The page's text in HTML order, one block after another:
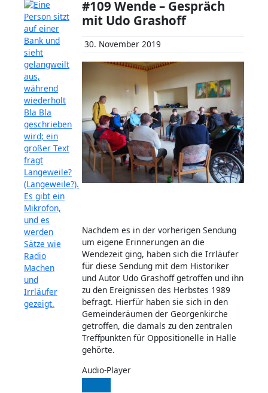
#109 Wende – Gespräch
mit Udo Grashoff
30. November 2019
Nachdem es in der vorherigen Sendung
um eigene Erinnerungen an die
Wendezeit ging, haben sich die Irrläufer
für diese Sendung mit dem Historiker
und Autor Udo Grashoff getroffen und ihn
zu den Ereignissen des Herbstes 1989
befragt. Hierfür haben sie sich in den
Gemeinderäumen der Georgenkirche
getroffen, die damals zu den zentralen
Treffpunkten für Oppositionelle in Halle
gehörte.
Audio-Player